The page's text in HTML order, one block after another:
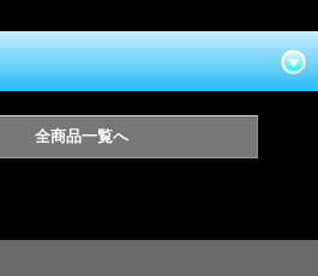
全商品一覧へ